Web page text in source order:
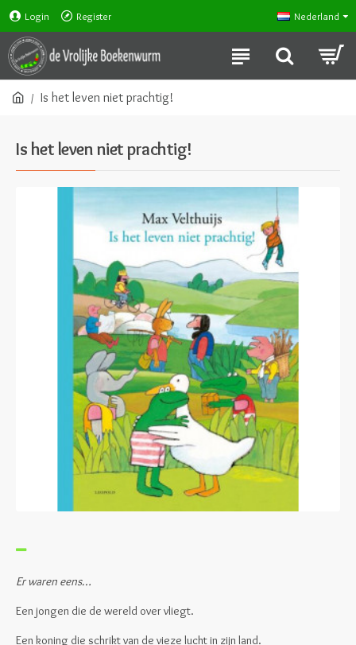
Login Register Nederland
Is het leven niet prachtig!
Is het leven niet prachtig!
Er waren eens…
Een jongen die de wereld over vliegt.
Een koning die schrikt van de vieze lucht in zijn land.